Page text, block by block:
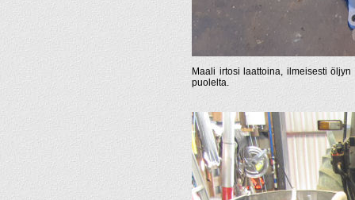
Maali irtosi laattoina, ilmeisesti
puolelta.